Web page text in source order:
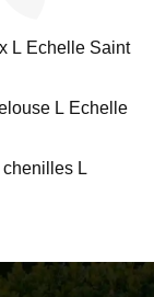
L Echelle Saint
L Echelle
L